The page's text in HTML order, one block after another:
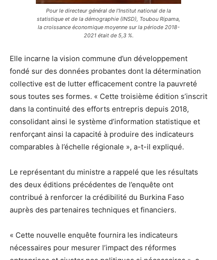
Pour le directeur général de l’Institut national de la
statistique et de la démographie (INSD), Toubou Ripama,
la croissance économique moyenne sur la période 2018-
2021 était de 5,3 %.
Elle incarne la vision commune d’un développement
fondé sur des données probantes dont la détermination
collective est de lutter efficacement contre la pauvreté
sous toutes ses formes. « Cette troisième édition s’inscrit
dans la continuité des efforts entrepris depuis 2018,
consolidant ainsi le système d’information statistique et
renforçant ainsi la capacité à produire des indicateurs
comparables à l’échelle régionale », a-t-il expliqué.
Le représentant du ministre a rappelé que les résultats
des deux éditions précédentes de l’enquête ont
contribué à renforcer la crédibilité du Burkina Faso
auprès des partenaires techniques et financiers.
« Cette nouvelle enquête fournira les indicateurs
nécessaires pour mesurer l’impact des réformes